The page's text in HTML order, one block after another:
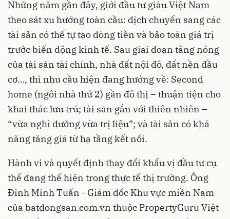
Những năm gần đây, giới đầu tư giàu Việt Nam
theo sát xu hướng toàn cầu: dịch chuyển sang các
tài sản có thể tự tạo dòng tiền và bảo toàn giá trị
trước biến động kinh tế. Sau giai đoạn tăng nóng
của tài sản tài chính, nhà đất nội đô, đất nền đầu
cơ…, thì nhu cầu hiện đang hướng về: Second
home (ngôi nhà thứ 2) gần đô thị – thuận tiện cho
khai thác lưu trú; tài sản gắn với thiên nhiên –
“vừa nghỉ dưỡng vừa trị liệu”; và tài sản có khả
năng tăng giá từ hạ tầng kết nối.
Hành vi và quyết định thay đổi khẩu vị đầu tư cụ
thể đang thể hiện trong thực tế thị trường. Ông
Đinh Minh Tuấn - Giám đốc Khu vực miền Nam
của batdongsan.com.vn thuộc PropertyGuru Việt